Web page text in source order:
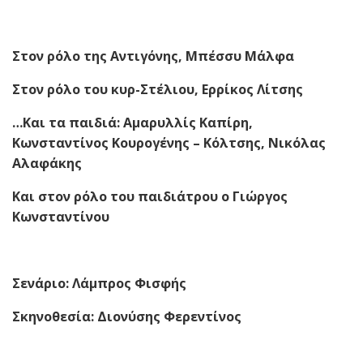
Στον ρόλο της Αντιγόνης, Μπέσσυ Μάλφα
Στον ρόλο του κυρ-Στέλιου, Ερρίκος Λίτσης
…Και τα παιδιά: Αμαρυλλίς Καπίρη,
Κωνσταντίνος Κουρογένης – Κόλτσης, Νικόλας
Αλαφάκης
Και στον ρόλο του παιδιάτρου ο Γιώργος
Κωνσταντίνου
Σενάριο: Λάμπρος Φισφής
Σκηνοθεσία: Διονύσης Φερεντίνος